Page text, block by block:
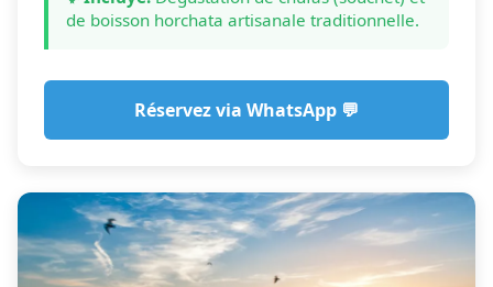
de boisson horchata artisanale traditionnelle.
Réservez via WhatsApp 💬